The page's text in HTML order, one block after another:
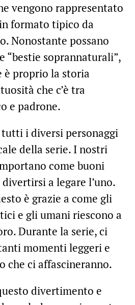
vengono rappresentato
formato tipico da
Nonostante possano
“bestie soprannaturali”,
è proprio la storia
che c’è tra
e padrone.
i diversi personaggi
della serie. I nostri
come buoni
a legare l’uno.
è grazie a come gli
e gli umani riescono a
Durante la serie, ci
momenti leggeri e
che ci affascineranno.
divertimento e